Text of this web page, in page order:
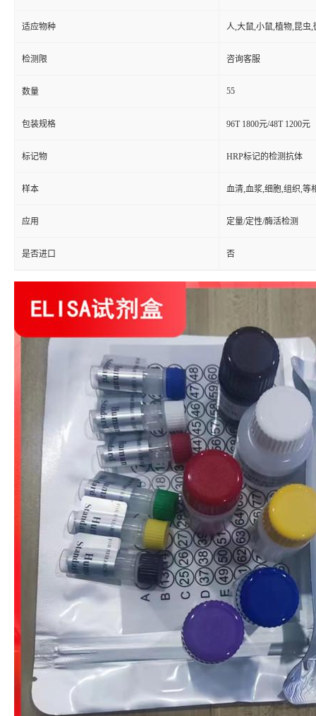
适应物种 人,大鼠,小鼠,植物,昆虫,
检测限 咨询客服
数量 55
包装规格 96T 1800元/48T 1200元
标记物 HRP标记的检测抗体
样本 血清,血浆,细胞,组织,等
应用 定量/定性/酶活检测
是否进口 否